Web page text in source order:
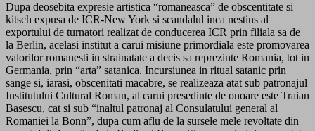
Dupa deosebita expresie artistica “romaneasca” de obscentitate si
kitsch expusa de ICR-New York si scandalul inca nestins al
exportului de turnatori realizat de conducerea ICR prin filiala sa de
la Berlin, acelasi institut a carui misiune primordiala este promovarea
valorilor romanesti in strainatate a decis sa reprezinte Romania, tot in
Germania, prin “arta” satanica. Incursiunea in ritual satanic prin
sange si, iarasi, obscenitati macabre, se realizeaza atat sub patronajul
Institutului Cultural Roman, al carui presedinte de onoare este Traian
Basescu, cat si sub “inaltul patronaj al Consulatului general al
Romaniei la Bonn”, dupa cum aflu de la sursele mele revoltate din